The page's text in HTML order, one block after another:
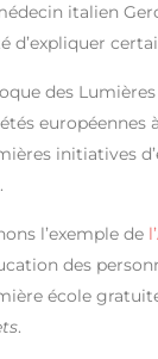
italien
d’expliquer
des
européennes
initiatives
l’exemple de
des
école
.